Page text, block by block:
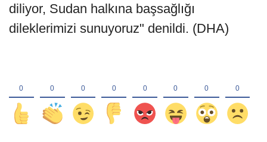
diliyor, Sudan halkına başsağlığı
dileklerimizi sunuyoruz" denildi. (DHA)